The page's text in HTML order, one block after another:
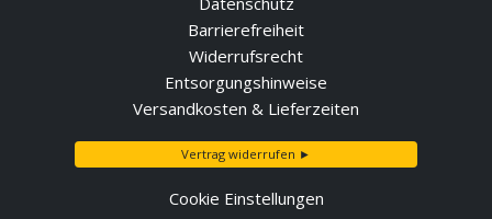
Barrierefreiheit
Widerrufsrecht
Entsorgungshinweise
Versandkosten & Lieferzeiten
Vertrag widerrufen ►
Cookie Einstellungen